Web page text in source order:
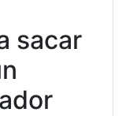
sacar